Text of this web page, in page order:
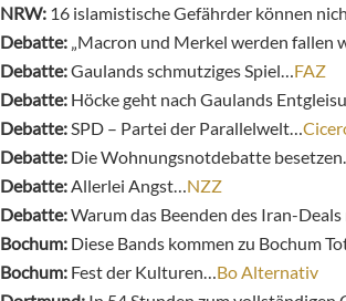
NRW: 16 islamistische Gefährder können
Debatte: „Macron und Merkel werden fallen
Debatte:Gaulands schmutziges Spiel… FAZ
Debatte: Höcke geht nach Gaulands
Debatte: SPD – Partei der Parallelwelt…
Debatte: Die Wohnungsnotdebatte besetzen…
Debatte: Allerlei Angst… NZZ
Debatte:Warum das Beenden des Iran-Deals
Bochum: Diese Bands kommen zu Bochum
Bochum: Fest der Kulturen… Bo Alternativ